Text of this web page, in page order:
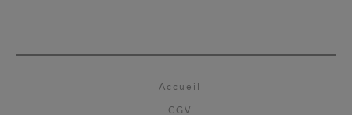
Accueil
CGV